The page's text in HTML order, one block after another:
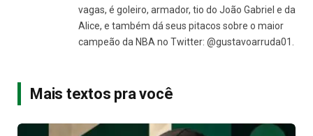
vagas, é goleiro, armador, tio do João Gabriel e da
Alice, e também dá seus pitacos sobre o maior
campeão da NBA no Twitter: @gustavoarruda01.
Mais textos pra você